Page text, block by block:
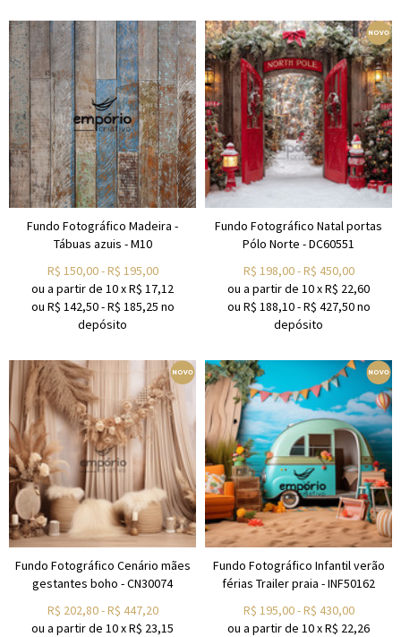
Fundo Fotográfico Madeira -
Tábuas azuis - M10
R$ 150,00-R$ 195,00
ou a partir de 10xR$ 17,12
ou R$ 142,50-R$ 185,25 no
depósito
Fundo Fotográfico Natal portas
Pólo Norte - DC60551
R$ 198,00-R$ 450,00
ou a partir de 10xR$ 22,60
ou R$ 188,10-R$ 427,50no
depósito
Fundo Fotográfico Cenário mães
gestantes boho - CN30074
R$ 202,80-R$ 447,20
ou a partir de 10xR$ 23,15
Fundo Fotográfico Infantil verão
férias Trailer praia - INF50162
R$ 195,00-R$ 430,00
ou a partir de 10xR$ 22,26